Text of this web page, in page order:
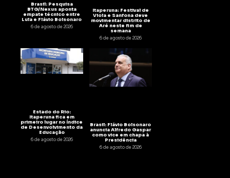
Brasil: Pesquisa
BTG/Nexus aponta
empate técnico entre
Lula e Flávio Bolsonaro
6 de agosto de 2026
Itaperuna: Festival de
Viola e Sanfona deve
movimentar distrito de
Aré neste fim de
semana
6 de agosto de 2026
Estado do Rio:
Itaperuna fica em
primeiro lugar no Índice
de Desenvolvimento da
Educação
6 de agosto de 2026
Brasil: Flávio Bolsonaro
anuncia Alfredo Gaspar
como vice em chapa à
Presidência
6 de agosto de 2026